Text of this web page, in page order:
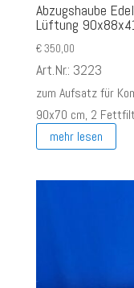
Abzugshaube
Lüftung
€350,00
Art.Nr.: 3223
zum Aufsatz für
90x70 cm, 2
mehr lesen